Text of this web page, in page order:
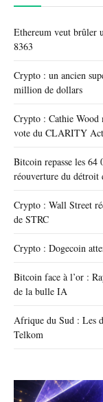
Ethereum veut brûler
8363
Crypto : un ancien
million de dollars
Crypto : Cathie Wood
vote du CLARITY Act
Bitcoin repasse les
réouverture du détroit
Crypto : Wall Street
de STRC
Crypto : Dogecoin
Bitcoin face à l’or :
de la bulle IA
Afrique du Sud : Les
Telkom